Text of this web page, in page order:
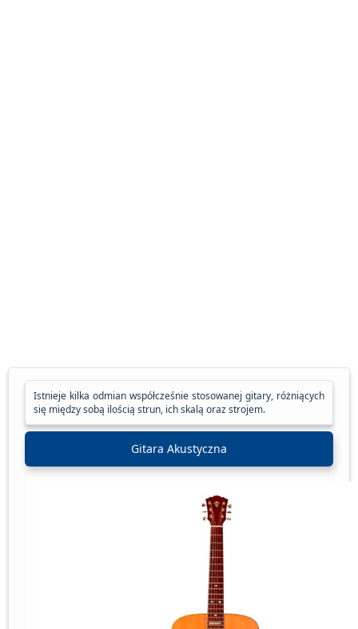
Istnieje kilka odmian współcześnie stosowanej gitary, różniących
się między sobą ilością strun, ich skalą oraz strojem.
Gitara Akustyczna